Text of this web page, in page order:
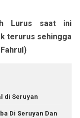
Lurus saat ini
terurus sehingga
di Seruyan
Di Seruyan Dan